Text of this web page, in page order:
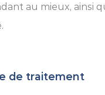
au mieux, ainsi
de traitement